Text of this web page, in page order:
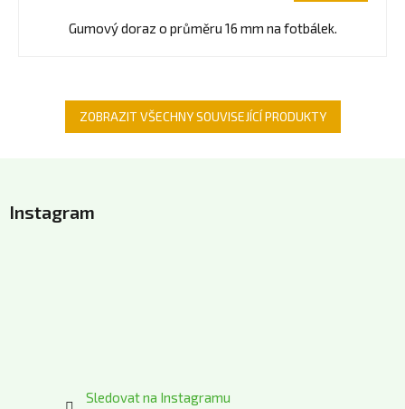
Gumový doraz o průměru 16 mm na fotbálek.
ZOBRAZIT VŠECHNY SOUVISEJÍCÍ PRODUKTY
pInstagram
Sledovat na Instagramu